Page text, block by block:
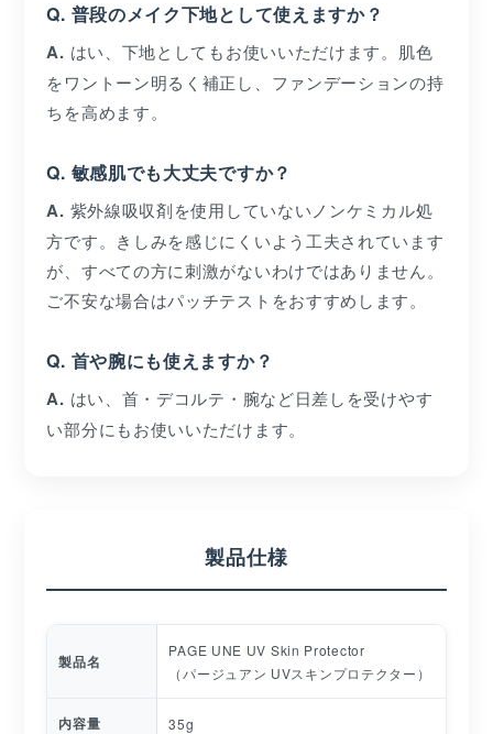
Q. 普段のメイク下地として使えますか？
A. はい、下地としてもお使いいただけます。肌色
をワントーン明るく補正し、ファンデーションの持
ちを高めます。
Q. 敏感肌でも大丈夫ですか？
A. 紫外線吸収剤を使用していないノンケミカル処
方です。きしみを感じにくいよう工夫されています
が、すべての方に刺激がないわけではありません。
ご不安な場合はパッチテストをおすすめします。
Q. 首や腕にも使えますか？
A. はい、首・デコルテ・腕など日差しを受けやす
い部分にもお使いいただけます。
製品仕様
製品名
PAGE UNE UV Skin Protector
（パージュアン UVスキンプロテクター）
内容量 35g